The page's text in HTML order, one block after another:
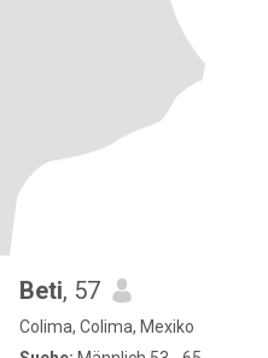
Beti, 57
Colima, Colima, Mexiko